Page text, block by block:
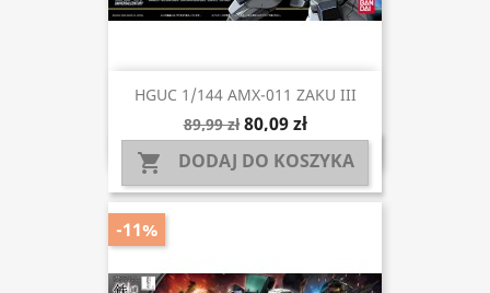
HGUC 1/144 AMX-011 ZAKU III
89,99 zł 80,09 zł
 DODAJ DO KOSZYKA
-11%